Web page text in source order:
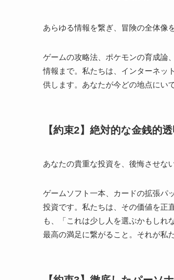
あらゆる情報を繋ぎ、冒険の全体像
ゲームの攻略法、ポケモンの育成論
情報まで。私たちは、インターネッ
供します。あなたが今どの地点にい
【約束2】絶対的な金銭的
あなたの貴重な投資を、後悔させな
ゲームソフト一本、カードの拡張パ
投資です。私たちは、その価値を正
も、「これは少し人を選ぶかもしれ
最高の満足に繋がること。それが私